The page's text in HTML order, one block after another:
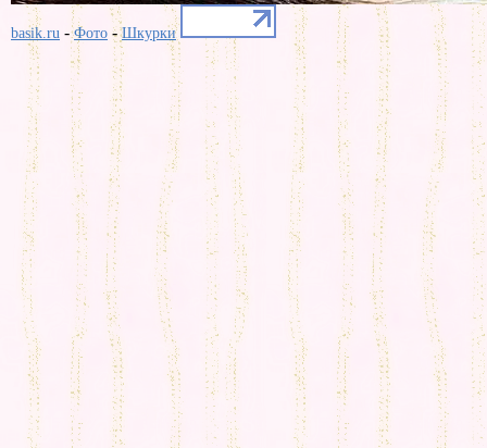
basik.ru -Фото -Шкурки